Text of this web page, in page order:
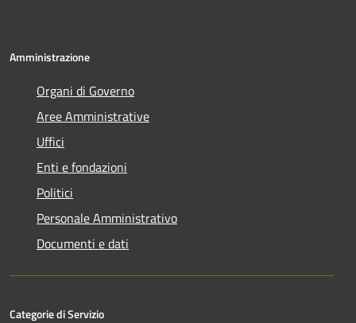
Amministrazione
Organi di Governo
Aree Amministrative
Uffici
Enti e fondazioni
Politici
Personale Amministrativo
Documenti e dati
Categorie di Servizio